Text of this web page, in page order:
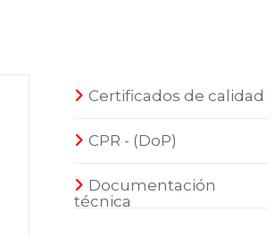
Certificados de calidad
CPR - (DoP)
Documentación
técnica